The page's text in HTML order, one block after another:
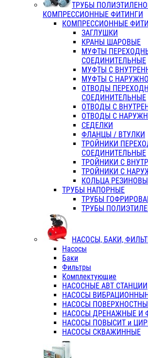
ТРУБЫ
КОМПРЕССИОННЫЕ ФИТИНГИ
КОМПРЕССИОННЫЕ
ЗАГЛУШКИ
КРАНЫ ШАРОВЫЕ
МУФТЫ
СОЕДИНИТЕЛЬНЫЕ
МУФТЫ С
МУФТЫ С
ОТВОДЫ
СОЕДИНИТЕЛЬНЫЕ
ОТВОДЫ С
ОТВОДЫ С
СЕДЕЛКИ
ФЛАНЦЫ / ВТУЛКИ
ТРОЙНИКИ
СОЕДИНИТЕЛЬНЫЕ
ТРОЙНИКИ С
ТРОЙНИКИ С
КОЛЬЦА
ТРУБЫ НАПОРНЫЕ
ТРУБЫ
ТРУБЫ
НАСОСЫ, БАКИ,
Насосы
Баки
Фильтры
Комплектующие
НАСОСНЫЕ АВТ СТАНЦИИ
НАСОСЫ
НАСОСЫ
НАСОСЫ ДРЕНАЖНЫЕ И
НАСОСЫ ПОВЫСИТ и
НАСОСЫ СКВАЖИННЫЕ